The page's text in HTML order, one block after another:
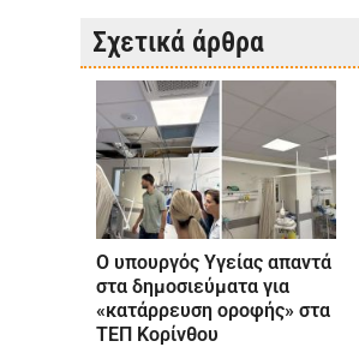
Σχετικά άρθρα
Ο υπουργός Υγείας απαντά
στα δημοσιεύματα για
«κατάρρευση οροφής» στα
ΤΕΠ Κορίνθου